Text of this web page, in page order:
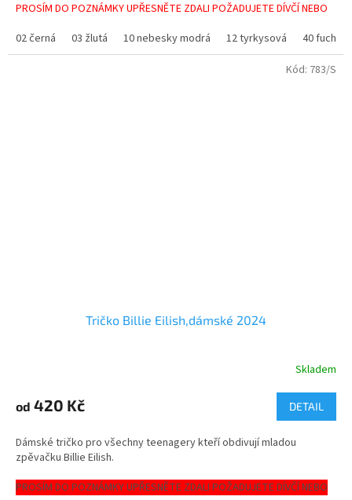
PROSÍM DO POZNÁMKY UPŘESNĚTE ZDALI POŽADUJETE DÍVČÍ NEBO
Materiál - 100%bavlna
02 černá 03 žlutá 10 nebesky modrá 12 tyrkysová 40 fuchsie
Tričko Billie Eilish,dámské 2024
produktu
je
z
5
hvězdiček.
Skladem
od 420 Kč DETAIL
Dámské tričko pro všechny teenagery kteří obdivují mladou
zpěvačku Billie Eilish.
PROSÍM DO POZNÁMKY UPŘESNĚTE ZDALI POŽADUJETE DÍVČÍ NEBO
Kód: 783/S